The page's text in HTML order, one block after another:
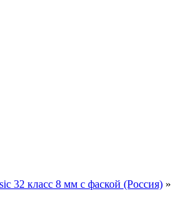
32 класс 8 мм с фаской (Россия) »